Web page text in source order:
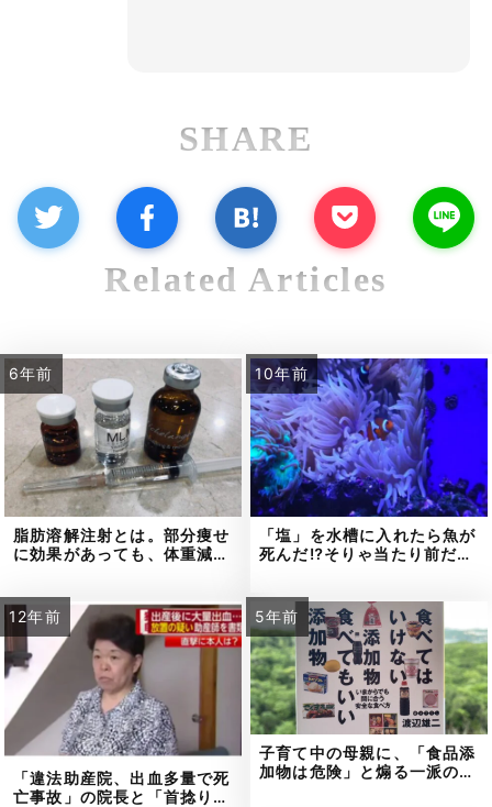
SHARE
Related Articles
6年前
脂肪溶解注射とは。部分痩せ
に効果があっても、体重減…
10年前
「塩」を水槽に入れたら魚が
死んだ⁉そりゃ当たり前だ…
12年前
「違法助産院、出血多量で死
亡事故」の院長と「首捻り…
5年前
子育て中の母親に、「食品添
加物は危険」と煽る一派の…